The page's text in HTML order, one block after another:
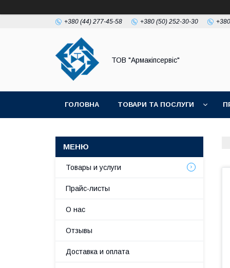
+380 (44) 277-45-58 +380 (50) 252-30-30
ТОВ "Армакіпсервіс"
ГОЛОВНА ТОВАРИ ТА ПОСЛУГИ
Товары и услуги
Прайс-листы
О нас
Отзывы
Доставка и оплата